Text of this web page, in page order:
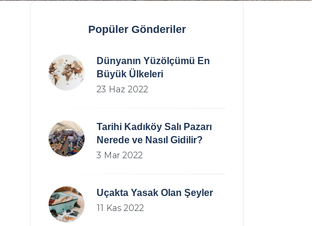
Popüler Gönderiler
Dünyanın Yüzölçümü En
Büyük Ülkeleri
23 Haz 2022
Tarihi Kadıköy Salı Pazarı
Nerede ve Nasıl Gidilir?
3 Mar 2022
Uçakta Yasak Olan Şeyler
11 Kas 2022